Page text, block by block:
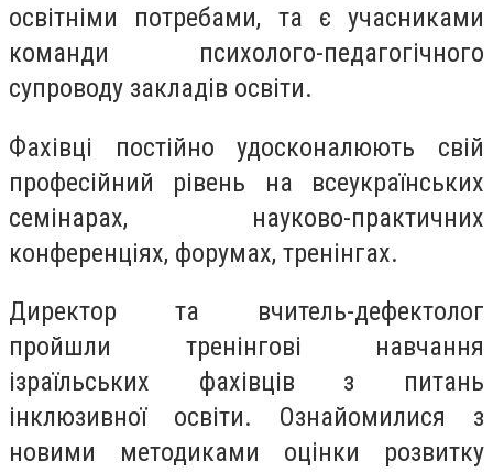
освітніми потребами, та є учасниками
команди психолого-педагогічного
супроводу закладів освіти.
Фахівці постійно удосконалюють свій
професійний рівень на всеукраїнських
семінарах, науково-практичних
конференціях, форумах, тренінгах.
Директор та вчитель-дефектолог
пройшли тренінгові навчання
ізраїльських фахівців з питань
інклюзивної освіти. Ознайомилися з
новими методиками оцінки розвитку